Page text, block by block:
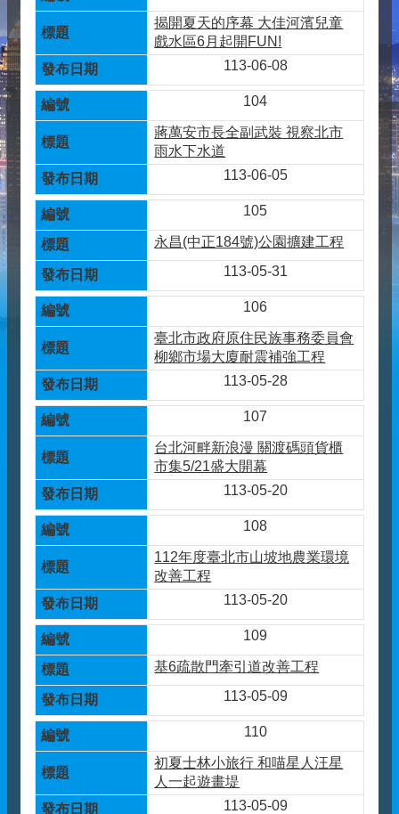
揭開夏天的序幕 大佳河濱兒童
戲水區6月起開FUN!
113-06-08
104
蔣萬安市長全副武裝 視察北市
雨水下水道
113-06-05
105
永昌(中正184號)公園擴建工程
113-05-31
106
臺北市政府原住民族事務委員會
柳鄉市場大廈耐震補強工程
113-05-28
107
台北河畔新浪漫 關渡碼頭貨櫃
市集5/21盛大開幕
113-05-20
108
112年度臺北市山坡地農業環境
改善工程
113-05-20
109
基6疏散門牽引道改善工程
113-05-09
110
初夏士林小旅行 和喵星人汪星
人一起遊畫堤
113-05-09